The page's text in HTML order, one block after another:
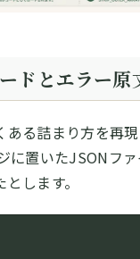
ドとエラー原
ある詰まり方を再現
に置いたJSONフ
します。